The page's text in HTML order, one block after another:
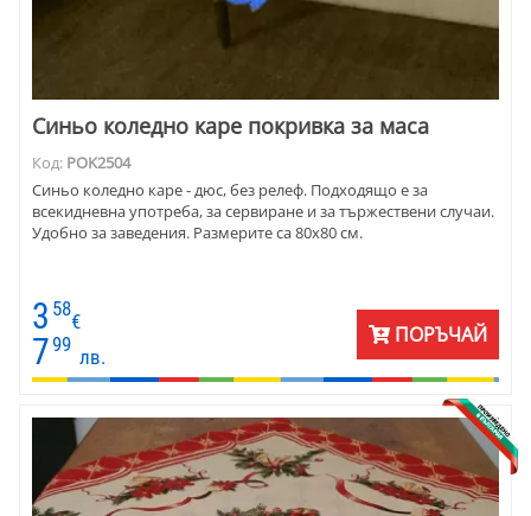
Синьо коледно каре покривка за маса
Код: POK2504
Синьо коледно каре - дюс, без релеф. Подходящо е за
всекидневна употреба, за сервиране и за тържествени случаи.
Удобно за заведения. Размерите са 80х80 см.
3 58
€
799
лв.
ПОРЪЧАЙ